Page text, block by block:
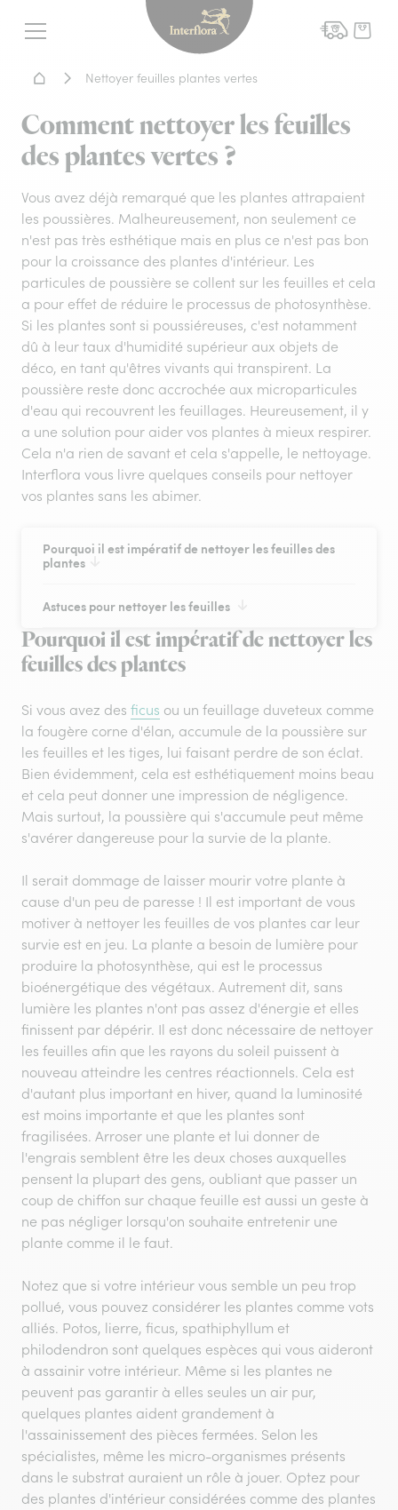
Menu
Interflora - livraison
Accueil - Livraison fleurs
Nettoyer feuilles plantes vertes
Comment nettoyer les feuilles
des plantes vertes ?
Vous avez déjà remarqué que les plantes attrapaient
les poussières. Malheureusement, non seulement ce
n'est pas très esthétique mais en plus ce n'est pas bon
pour la croissance des plantes d'intérieur. Les
particules de poussière se collent sur les feuilles et cela
a pour effet de réduire le processus de photosynthèse.
Si les plantes sont si poussiéreuses, c'est notamment
dû à leur taux d'humidité supérieur aux objets de
déco, en tant qu'êtres vivants qui transpirent. La
poussière reste donc accrochée aux microparticules
d'eau qui recouvrent les feuillages. Heureusement, il y
a une solution pour aider vos plantes à mieux respirer.
Cela n'a rien de savant et cela s'appelle, le nettoyage.
Interflora vous livre quelques conseils pour nettoyer
vos plantes sans les abimer.
Pourquoi il est impératif de nettoyer les feuilles des
plantes
Astuces pour nettoyer les feuilles
Pourquoi il est impératif de nettoyer les
feuilles des plantes
Si vous avez des ficus ou un feuillage duveteux comme
la fougère corne d'élan, accumule de la poussière sur
les feuilles et les tiges, lui faisant perdre de son éclat.
Bien évidemment, cela est esthétiquement moins beau
et cela peut donner une impression de négligence.
Mais surtout, la poussière qui s'accumule peut même
s'avérer dangereuse pour la survie de la plante.
Il serait dommage de laisser mourir votre plante à
cause d'un peu de paresse ! Il est important de vous
motiver à nettoyer les feuilles de vos plantes car leur
survie est en jeu. La plante a besoin de lumière pour
produire la photosynthèse, qui est le processus
bioénergétique des végétaux. Autrement dit, sans
lumière les plantes n'ont pas assez d'énergie et elles
finissent par dépérir. Il est donc nécessaire de nettoyer
les feuilles afin que les rayons du soleil puissent à
nouveau atteindre les centres réactionnels. Cela est
d'autant plus important en hiver, quand la luminosité
est moins importante et que les plantes sont
fragilisées. Arroser une plante et lui donner de
l'engrais semblent être les deux choses auxquelles
pensent la plupart des gens, oubliant que passer un
coup de chiffon sur chaque feuille est aussi un geste à
ne pas négliger lorsqu'on souhaite entretenir une
plante comme il le faut.
Notez que si votre intérieur vous semble un peu trop
pollué, vous pouvez considérer les plantes comme vots
alliés. Potos, lierre, ficus, spathiphyllum et
philodendron sont quelques espèces qui vous aideront
à assainir votre intérieur. Même si les plantes ne
peuvent pas garantir à elles seules un air pur,
quelques plantes aident grandement à
l'assainissement des pièces fermées. Selon les
spécialistes, même les micro-organismes présents
dans le substrat auraient un rôle à jouer. Optez pour
des plantes d'intérieur considérées comme des plantes